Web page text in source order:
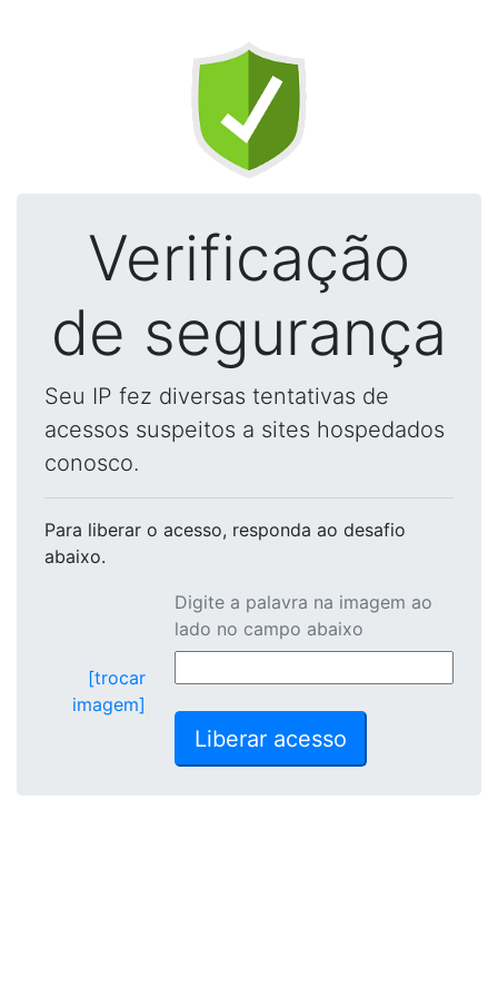
Verificação
de segurança
Seu IP fez diversas tentativas de
acessos suspeitos a sites hospedados
conosco.
Para liberar o acesso, responda ao desafio
abaixo.
[trocar
imagem]
Digite a palavra na imagem ao
lado no campo abaixo